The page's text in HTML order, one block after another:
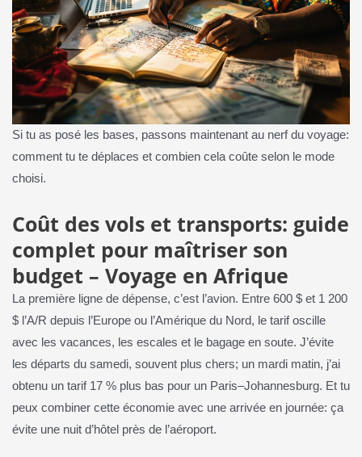
Si tu as posé les bases, passons maintenant au nerf du voyage:
comment tu te déplaces et combien cela coûte selon le mode
choisi.
Coût des vols et transports: guide
complet pour maîtriser son
budget – Voyage en Afrique
La première ligne de dépense, c’est l’avion. Entre 600 $ et 1 200
$ l’A/R depuis l’Europe ou l’Amérique du Nord, le tarif oscille
avec les vacances, les escales et le bagage en soute. J’évite
les départs du samedi, souvent plus chers; un mardi matin, j’ai
obtenu un tarif 17 % plus bas pour un Paris–Johannesburg. Et tu
peux combiner cette économie avec une arrivée en journée: ça
évite une nuit d’hôtel près de l’aéroport.